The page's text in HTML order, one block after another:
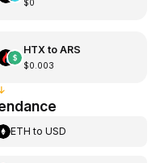
$0
HTXto ARS
$0.003
ETH toUSD